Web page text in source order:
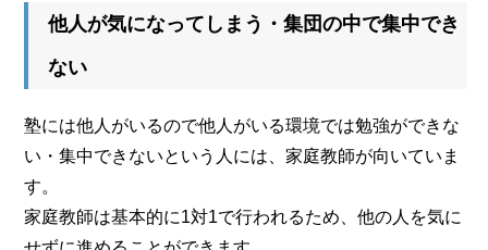
他人が気になってしまう・集団の中で集中でき
ない
塾には他人がいるので他人がいる環境では勉強ができな
い・集中できないという人には、家庭教師が向いていま
す。
家庭教師は基本的に1対1で行われるため、他の人を気に